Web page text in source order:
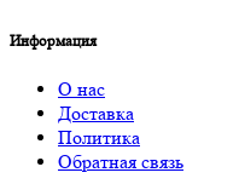
Информация
О нас
Доставка
Политика
Обратная связь